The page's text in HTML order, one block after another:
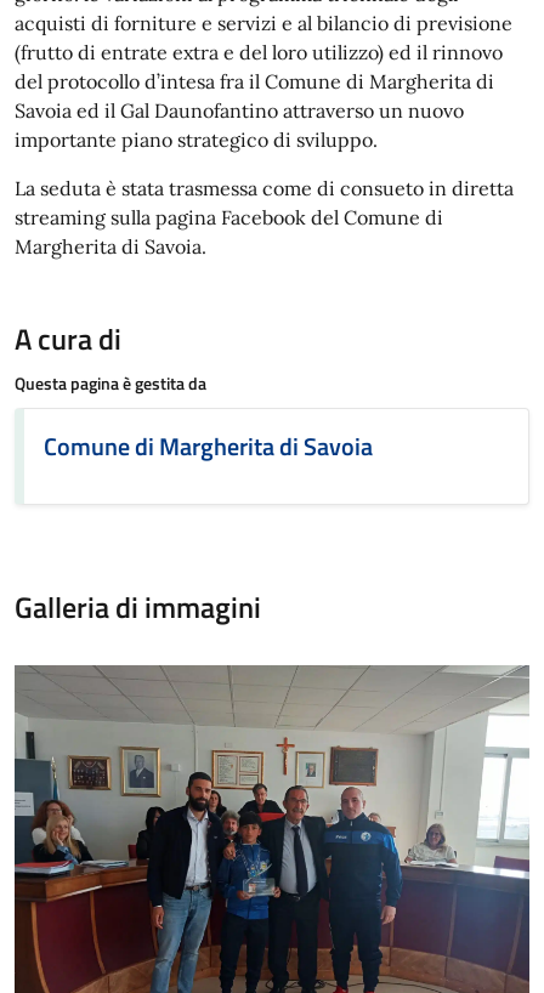
acquisti di forniture e servizi e al bilancio di previsione
(frutto di entrate extra e del loro utilizzo) ed il rinnovo
del protocollo d’intesa fra il Comune di Margherita di
Savoia ed il Gal Daunofantino attraverso un nuovo
importante piano strategico di sviluppo.
La seduta è stata trasmessa come di consueto in diretta
streaming sulla pagina Facebook del Comune di
Margherita di Savoia.
A cura di
Questa pagina è gestita da
Comune di Margherita di Savoia
Galleria di immagini